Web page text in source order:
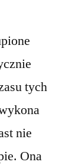
tych
nie
Ona